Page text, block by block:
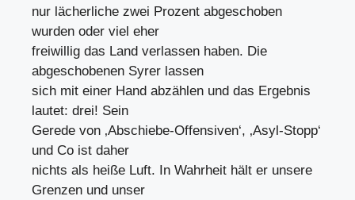
nur lächerliche zwei Prozent abgeschoben
wurden oder viel eher
freiwillig das Land verlassen haben. Die
abgeschobenen Syrer lassen
sich mit einer Hand abzählen und das Ergebnis
lautet: drei! Sein
Gerede von ‚Abschiebe-Offensiven‘, ‚Asyl-Stopp‘
und Co ist daher
nichts als heiße Luft. In Wahrheit hält er unsere
Grenzen und unser